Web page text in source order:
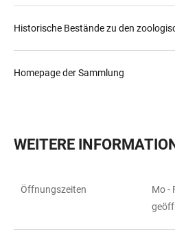
Historische Bestände zu den
Homepage der Sammlung
WEITERE
Öffnungszeiten
Mo -